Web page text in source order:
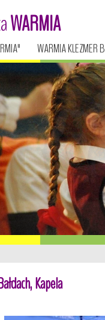
WARMIA
WARMIA KLEZMER
Kapela